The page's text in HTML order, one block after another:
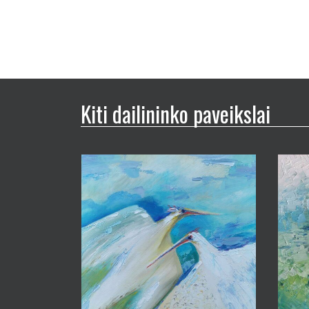
Kiti dailininko paveikslai